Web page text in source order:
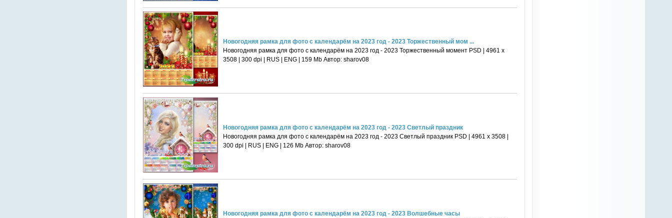
Новогодняя рамка для фото с календарём на 2023 год - 2023 Торжественный мом ...
Новогодняя рамка для фото с календарём на 2023 год - 2023 Торжественный момент PSD | 4961 х
3508 | 300 dpi | RUS | ENG | 159 Mb Автор: sharov08
Новогодняя рамка для фото с календарём на 2023 год - 2023 Светлый праздник
Новогодняя рамка для фото с календарём на 2023 год - 2023 Светлый праздник PSD | 4961 х 3508 |
300 dpi | RUS | ENG | 126 Mb Автор: sharov08
Новогодняя рамка для фото с календарём на 2023 год - 2023 Волшебные часы